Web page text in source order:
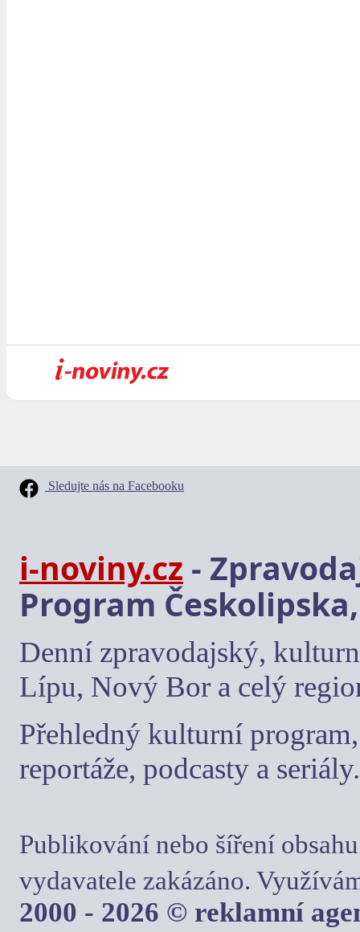
Sledujte nás na Facebooku
i-noviny.cz -
Program
Denní zpravodajský,
Lípu, Nový Bor a celý
Přehledný kulturní
reportáže, podcasty a seriály.
Publikování nebo šíření
vydavatele zakázáno.
2000 - 2026 © reklamní